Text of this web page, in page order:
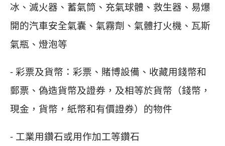
冰、滅火器、蓄氣筒、充氣球體、救生器、易爆
開的汽車安全氣囊、氣霧劑、氣體打火機、瓦斯
氣瓶、燈泡等
- 彩票及貨幣：彩票、賭博設備、收藏用錢幣和
郵票、偽造貨幣及證券，及相等於貨幣（錢幣，
現金，貨幣，紙幣和有價證券）的物件
- 工業用鑽石或用作加工等鑽石